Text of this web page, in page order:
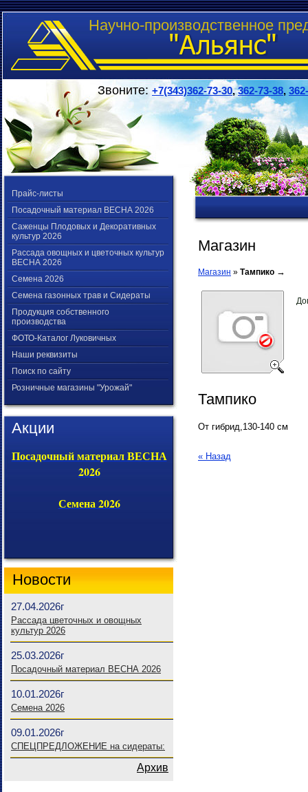
Научно-производственное
Звоните: +7(343)362-73-30,362-73-38,
Прайс-листы
Посадочный материал ВЕСНА 2026
Саженцы Плодовых и Декоративных
культур 2026
Рассада овощных и цветочных культур
ВЕСНА 2026
Семена 2026
Семена газонных трав и Сидераты
Продукция собственного
производства
ФОТО-Каталог Луковичных
Наши реквизиты
Поиск по сайту
Розничные магазины "Урожай"
Акции
Посадочный материал ВЕСНА
2026
Семена 2026
Новости
27.04.2026г
Рассада цветочных и овощных
культур 2026
25.03.2026г
Посадочный материал ВЕСНА 2026
10.01.2026г
Семена 2026
09.01.2026г
СПЕЦПРЕДЛОЖЕНИЕ на сидераты:
Архив
Магазин
Магазин » Тампико →
Тампико
От гибрид,130-140 см
« Назад